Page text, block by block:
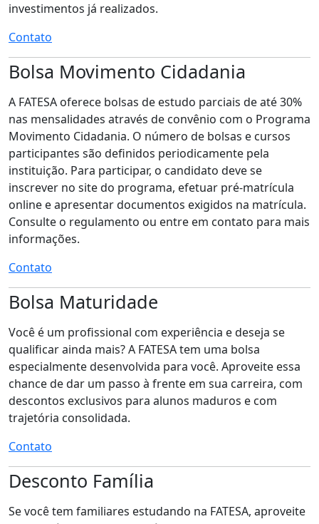
investimentos já realizados.
Contato
Bolsa Movimento Cidadania
A FATESA oferece bolsas de estudo parciais de até 30%
nas mensalidades através de convênio com o Programa
Movimento Cidadania. O número de bolsas e cursos
participantes são definidos periodicamente pela
instituição. Para participar, o candidato deve se
inscrever no site do programa, efetuar pré-matrícula
online e apresentar documentos exigidos na matrícula.
Consulte o regulamento ou entre em contato para mais
informações.
Contato
Bolsa Maturidade
Você é um profissional com experiência e deseja se
qualificar ainda mais? A FATESA tem uma bolsa
especialmente desenvolvida para você. Aproveite essa
chance de dar um passo à frente em sua carreira, com
descontos exclusivos para alunos maduros e com
trajetória consolidada.
Contato
Desconto Família
Se você tem familiares estudando na FATESA, aproveite